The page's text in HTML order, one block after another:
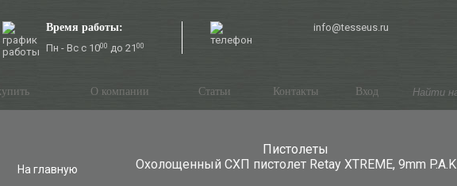
Время работы:
Пн - Вс с 1000 до 21 00
info@tesseus.ru
О компании Статьи Контакты Вход
Пистолеты
Охолощенный СХП пистолет Retay XTREME, 9mm P.A.K
На главную